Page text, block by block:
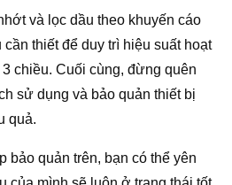
và lọc dầu theo khuyến cáo
thiết để duy trì hiệu suất hoạt
chiều. Cuối cùng, đừng quên
sử dụng và bảo quản thiết bị
quả.
quản trên, bạn có thể yên